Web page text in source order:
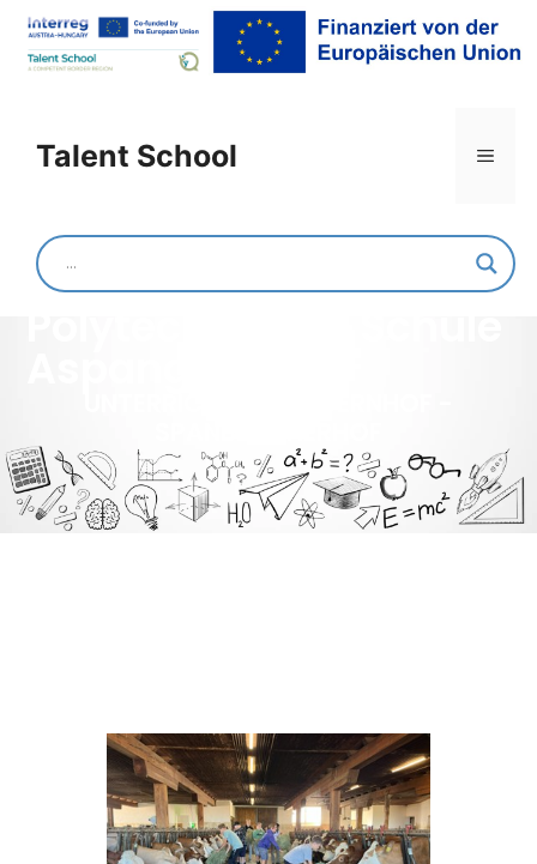
Talent School
Mittelschule und